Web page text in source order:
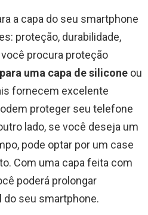
a capa do seu smartphone
proteção, durabilidade,
procura proteção
para uma capa de silicone ou
fornecem excelente
proteger seu telefone
lado, se você deseja um
pode optar por um case
Com uma capa feita com
poderá prolongar
do seu smartphone.